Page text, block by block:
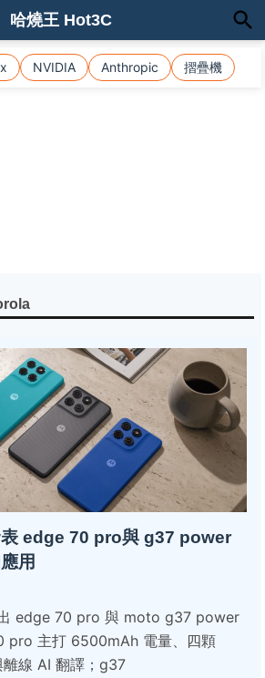
NVIDIA Anthropic 摺疊機
哈燒王 Hot3C
edge 70 pro與 g37 power
用
edge 70 pro 與 moto g37 power
pro 主打 6500mAh 電量、四顆
線 AI 翻譯；g37